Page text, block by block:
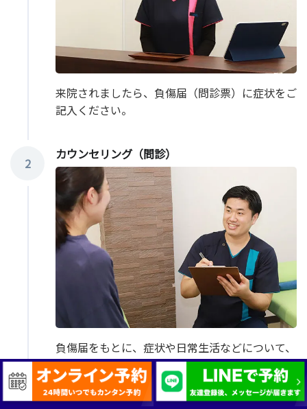
来院されましたら、負傷届（問診票）に症状をご
記入ください。
2
カウンセリング（問診）
負傷届をもとに、症状や日常生活などについて、
お話をお伺いします。